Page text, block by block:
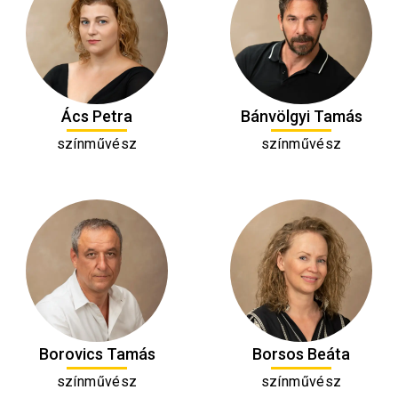
Ács Petra
színművész
Bánvölgyi Tamás
színművész
Borovics Tamás
színművész
Borsos Beáta
színművész